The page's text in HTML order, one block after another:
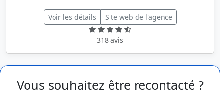
Voir les détails Site web de l'agence
318 avis
Vous souhaitez être recontacté ?